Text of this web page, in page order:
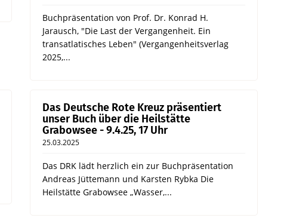
Buchpräsentation von Prof. Dr. Konrad H.
Jarausch, "Die Last der Vergangenheit. Ein
transatlatisches Leben" (Vergangenheitsverlag
2025,...
Das Deutsche Rote Kreuz präsentiert
unser Buch über die Heilstätte
Grabowsee - 9.4.25, 17 Uhr
25.03.2025
Das DRK lädt herzlich ein zur Buchpräsentation
Andreas Jüttemann und Karsten Rybka Die
Heilstätte Grabowsee „Wasser,...